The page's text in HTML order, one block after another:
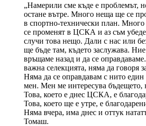
„Намерили сме къде е проблемът,
остане вътре. Много неща ще се
в спортно-технически план. Много
се променят в ЦСКА и аз съм
случи това нещо. Дали с нас или
ще бъде там, където заслужава.
връщаме назад и да се
важна селекцията, няма да говоря
Няма да се оправдавам с нито един
мен. Мен ме интересува бъдещето,
Това, което е днес ЦСКА, е
Това, което ще е утре, е
Няма вчера, има днес и оттук
Томаш.